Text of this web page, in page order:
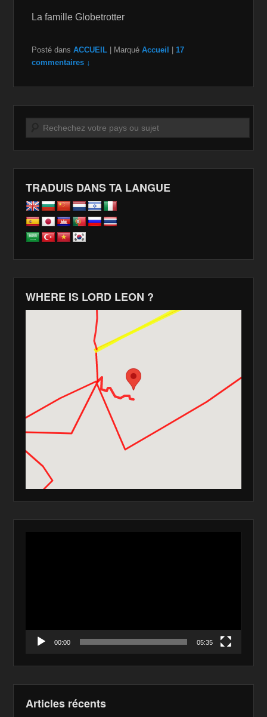
La famille Globetrotter
Posté dans ACCUEIL Marqué Accueil |17
commentaires ↓
Recherche
TRADUIS DANS TA LANGUE
WHERE IS LORD LEON ?
00:00 05:35
Articles récents